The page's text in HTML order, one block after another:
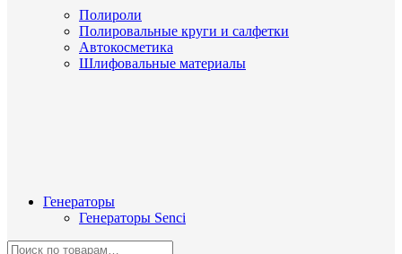
Полироли
Полировальные круги и салфетки
Автокосметика
Шлифовальные материалы
Генераторы
Генераторы Senci